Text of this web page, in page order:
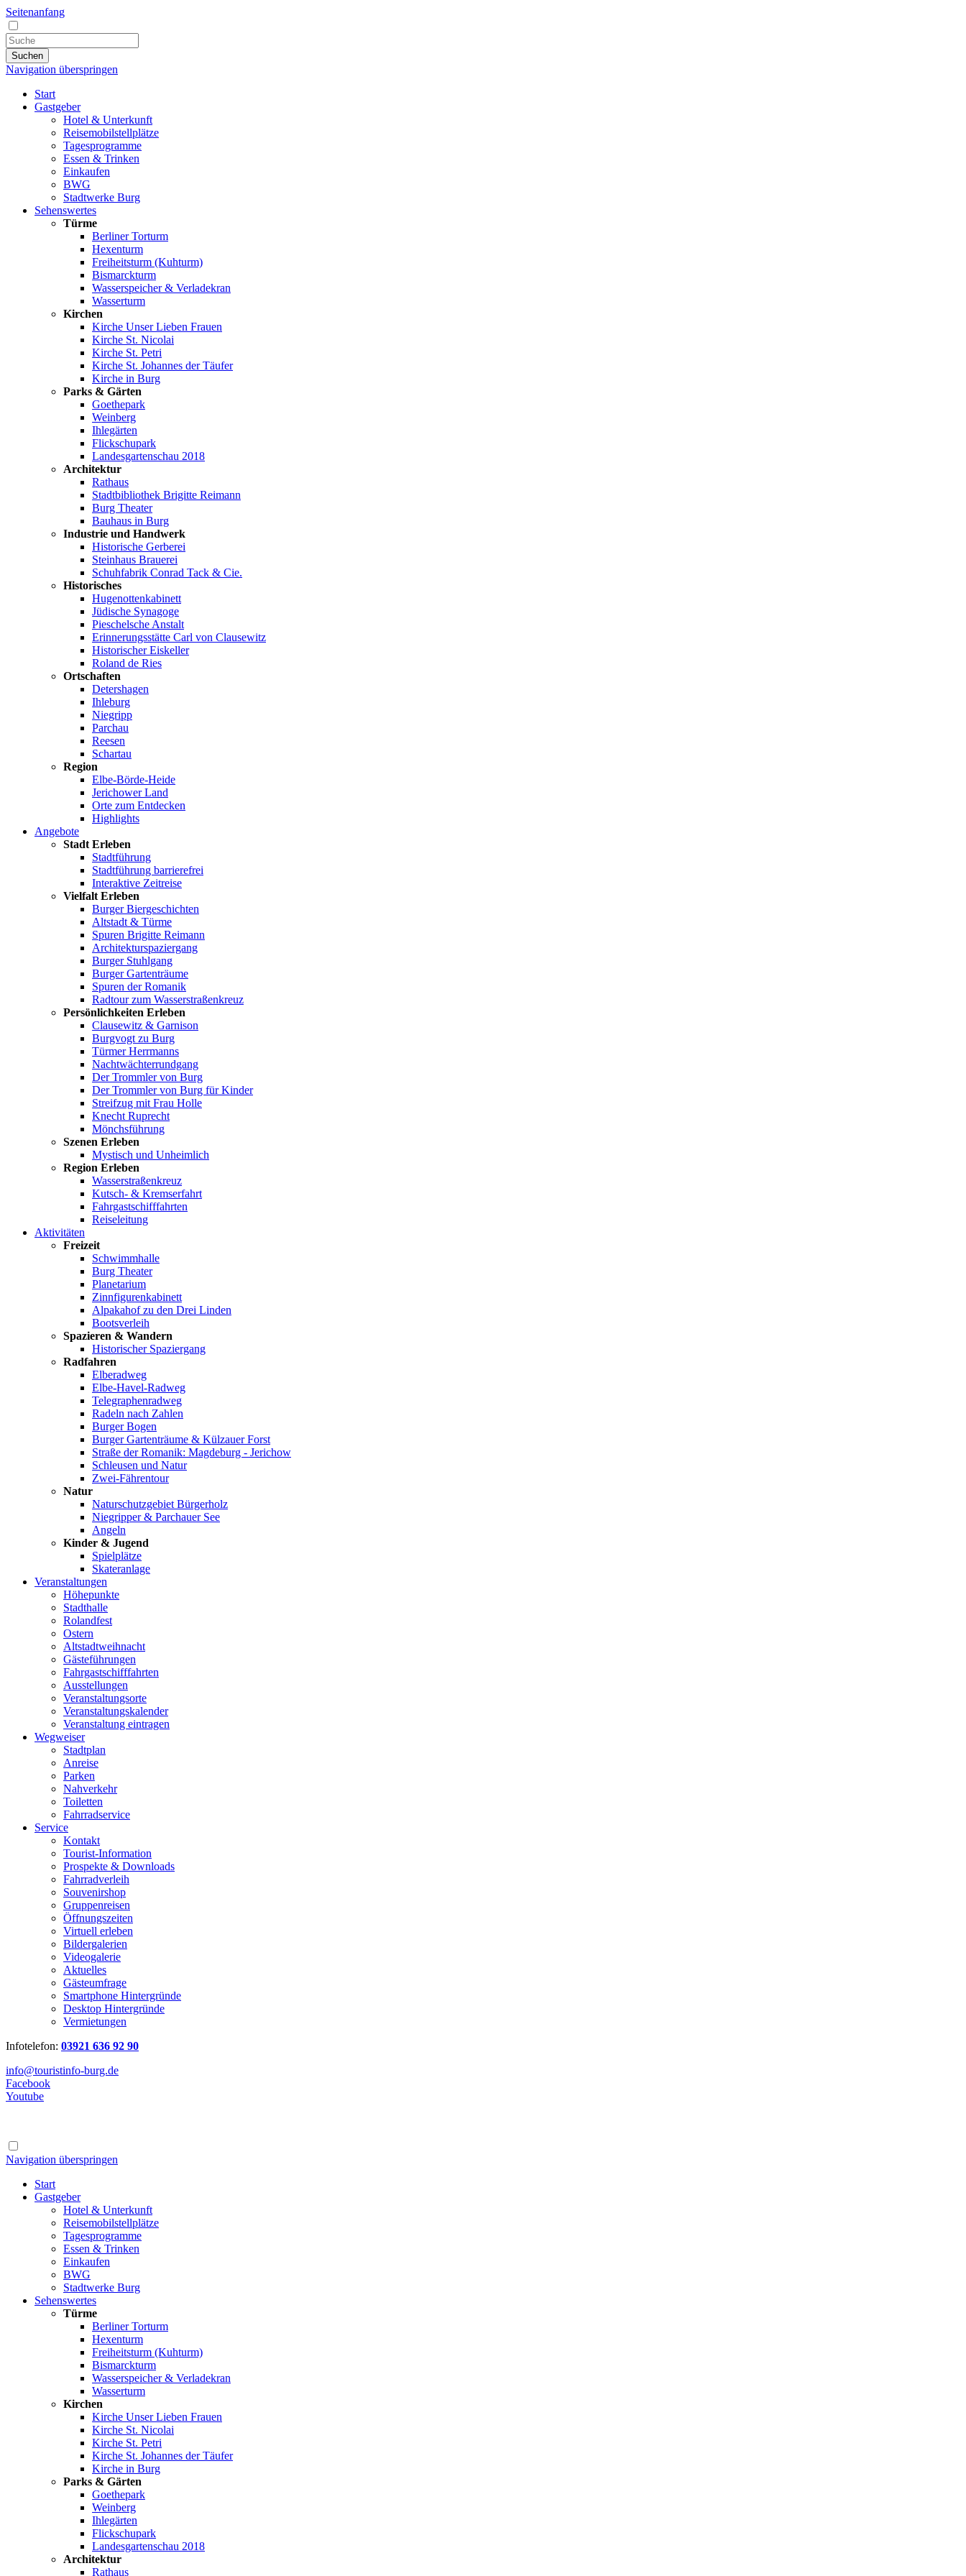
Seitenanfang
Suchen
Navigation überspringen
Start
Gastgeber
Hotel & Unterkunft
Reisemobilstellplätze
Tagesprogramme
Essen & Trinken
Einkaufen
BWG
Stadtwerke Burg
Sehenswertes
Türme
Berliner Torturm
Hexenturm
Freiheitsturm (Kuhturm)
Bismarckturm
Wasserspeicher & Verladekran
Wasserturm
Kirchen
Kirche Unser Lieben Frauen
Kirche St. Nicolai
Kirche St. Petri
Kirche St. Johannes der Täufer
Kirche in Burg
Parks & Gärten
Goethepark
Weinberg
Ihlegärten
Flickschupark
Landesgartenschau 2018
Architektur
Rathaus
Stadtbibliothek Brigitte Reimann
Burg Theater
Bauhaus in Burg
Industrie und Handwerk
Historische Gerberei
Steinhaus Brauerei
Schuhfabrik Conrad Tack & Cie.
Historisches
Hugenottenkabinett
Jüdische Synagoge
Pieschelsche Anstalt
Erinnerungsstätte Carl von Clausewitz
Historischer Eiskeller
Roland de Ries
Ortschaften
Detershagen
Ihleburg
Niegripp
Parchau
Reesen
Schartau
Region
Elbe-Börde-Heide
Jerichower Land
Orte zum Entdecken
Highlights
Angebote
Stadt Erleben
Stadtführung
Stadtführung barrierefrei
Interaktive Zeitreise
Vielfalt Erleben
Burger Biergeschichten
Altstadt & Türme
Spuren Brigitte Reimann
Architekturspaziergang
Burger Stuhlgang
Burger Gartenträume
Spuren der Romanik
Radtour zum Wasserstraßenkreuz
Persönlichkeiten Erleben
Clausewitz & Garnison
Burgvogt zu Burg
Türmer Herrmanns
Nachtwächterrundgang
Der Trommler von Burg
Der Trommler von Burg für Kinder
Streifzug mit Frau Holle
Knecht Ruprecht
Mönchsführung
Szenen Erleben
Mystisch und Unheimlich
Region Erleben
Wasserstraßenkreuz
Kutsch- & Kremserfahrt
Fahrgastschifffahrten
Reiseleitung
Aktivitäten
Freizeit
Schwimmhalle
Burg Theater
Planetarium
Zinnfigurenkabinett
Alpakahof zu den Drei Linden
Bootsverleih
Spazieren & Wandern
Historischer Spaziergang
Radfahren
Elberadweg
Elbe-Havel-Radweg
Telegraphenradweg
Radeln nach Zahlen
Burger Bogen
Burger Gartenträume & Külzauer Forst
Straße der Romanik: Magdeburg - Jerichow
Schleusen und Natur
Zwei-Fährentour
Natur
Naturschutzgebiet Bürgerholz
Niegripper & Parchauer See
Angeln
Kinder & Jugend
Spielplätze
Skateranlage
Veranstaltungen
Höhepunkte
Stadthalle
Rolandfest
Ostern
Altstadtweihnacht
Gästeführungen
Fahrgastschifffahrten
Ausstellungen
Veranstaltungsorte
Veranstaltungskalender
Veranstaltung eintragen
Wegweiser
Stadtplan
Anreise
Parken
Nahverkehr
Toiletten
Fahrradservice
Service
Kontakt
Tourist-Information
Prospekte & Downloads
Fahrradverleih
Souvenirshop
Gruppenreisen
Öffnungszeiten
Virtuell erleben
Bildergalerien
Videogalerie
Aktuelles
Gästeumfrage
Smartphone Hintergründe
Desktop Hintergründe
Vermietungen
Infotelefon: 03921 636 92 90
info@touristinfo-burg.de
Facebook
Youtube
Navigation überspringen
Start
Gastgeber
Hotel & Unterkunft
Reisemobilstellplätze
Tagesprogramme
Essen & Trinken
Einkaufen
BWG
Stadtwerke Burg
Sehenswertes
Türme
Berliner Torturm
Hexenturm
Freiheitsturm (Kuhturm)
Bismarckturm
Wasserspeicher & Verladekran
Wasserturm
Kirchen
Kirche Unser Lieben Frauen
Kirche St. Nicolai
Kirche St. Petri
Kirche St. Johannes der Täufer
Kirche in Burg
Parks & Gärten
Goethepark
Weinberg
Ihlegärten
Flickschupark
Landesgartenschau 2018
Architektur
Rathaus